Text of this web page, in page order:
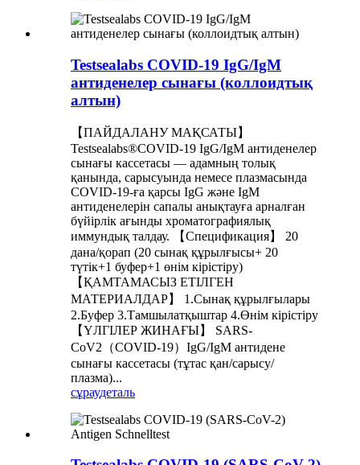
Testsealabs COVID-19 IgG/IgM
антиденелер сынағы (коллоидтық
алтын)
【ПАЙДАЛАНУ МАҚСАТЫ】
Testsealabs®COVID-19 IgG/IgM антиденелер
сынағы кассетасы — адамның толық
қанында, сарысуында немесе плазмасында
COVID-19-ға қарсы IgG және IgM
антиденелерін сапалы анықтауға арналған
бүйірлік ағынды хроматографиялық
иммундық талдау. 【Спецификация】 20
дана/қорап (20 сынақ құрылғысы+ 20
түтік+1 буфер+1 өнім кірістіру)
【ҚАМТАМАСЫЗ ЕТІЛГЕН
МАТЕРИАЛДАР】 1.Сынақ құрылғылары
2.Буфер 3.Тамшылатқыштар 4.Өнім кірістіру
【ҮЛГІЛЕР ЖИНАҒЫ】 SARS-
CoV2（COVID-19）IgG/IgM антидене
сынағы кассетасы (тұтас қан/сарысу/
плазма)...
сұраудеталь